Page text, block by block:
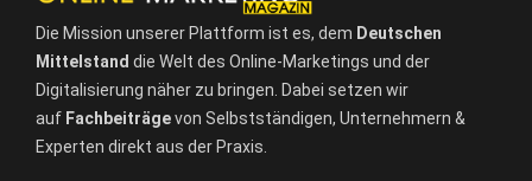
Die Mission unserer Plattform ist es, dem Deutschen
Mittelstand die Welt des Online-Marketings und der
Digitalisierung näher zu bringen. Dabei setzen wir
auf Fachbeiträgevon Selbstständigen, Unternehmern &
Experten direkt aus der Praxis.